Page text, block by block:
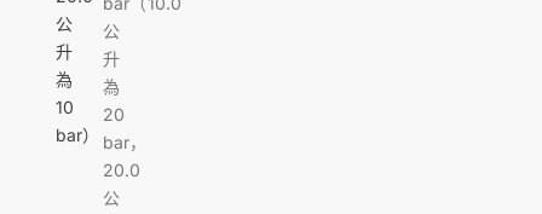
公
升
為
10
bar）
公
升
為
20
bar，
20.0
公